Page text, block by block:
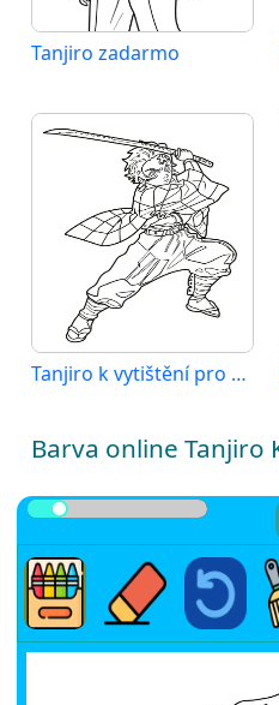
Tanjiro zadarmo
Tanjiro k vytištění pro děti
Barva online Tanjiro